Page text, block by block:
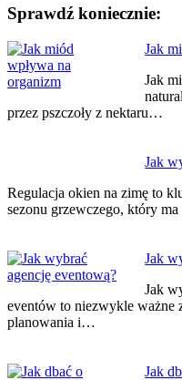
Sprawdź koniecznie:
Jak
Jak
przez pszczoły z nektaru…
Jak
Regulacja okien na zimę to
sezonu grzewczego, który
Jak
Jak
eventów to niezwykle ważne
planowania i…
Jak
Nawigacja
wpisu